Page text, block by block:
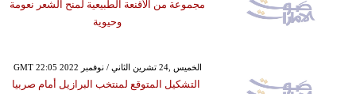
مجموعة من الأقنعة الطبيعية لمنح الشعر نعومة
وحيوية
GMT 22:05 2022 الخميس ,24 تشرين الثاني / نوفمبر
التشكيل المتوقع لمنتخب البرازيل أمام صربيا